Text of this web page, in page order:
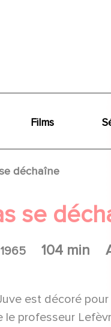
Films
déchaîne
se
1965 104 min
est décoré
le professeur